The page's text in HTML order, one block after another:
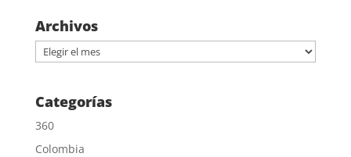
Archivos
Archivos
Categorías
360
Colombia